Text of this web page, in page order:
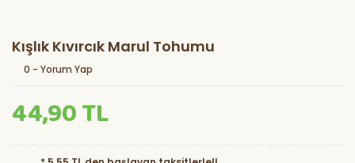
Kışlık Kıvırcık Marul Tohumu
0 - Yorum Yap
44,90 TL